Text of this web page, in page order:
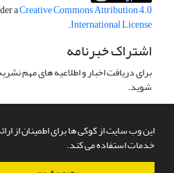
این وب سایت از کوکی ها برای اطمینان از
خدمات استفاده می کند.
aCreative Commons Attribution 4.0
International License
.
اشتراک خبرنامه
برای دریافت اخبار و اطلاعیه های مهم
شوید.